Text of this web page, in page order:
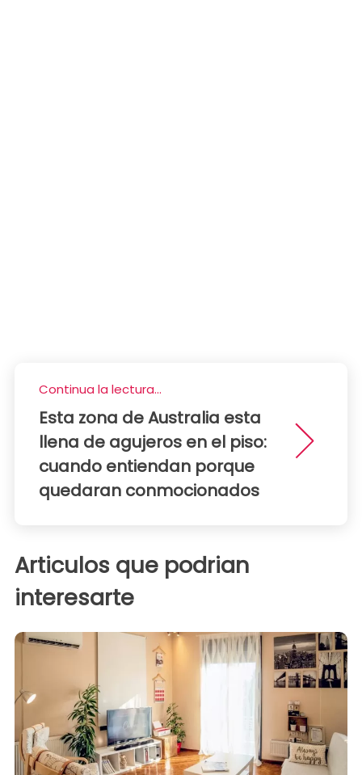
Continua la lectura...
Esta zona de Australia esta
llena de agujeros en el piso:
cuando entiendan porque
quedaran conmocionados
Articulos que podrian
interesarte